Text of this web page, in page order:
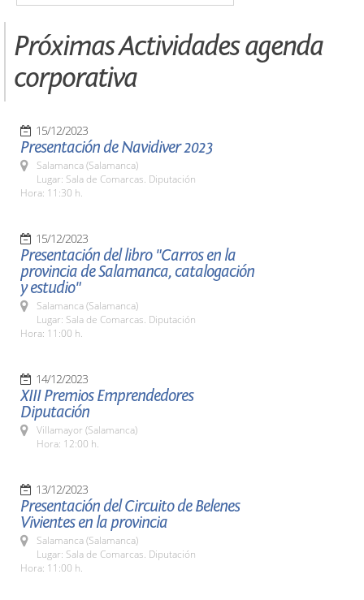
Próximas Actividades agenda
corporativa
15/12/2023
Presentación de Navidiver 2023
Salamanca (Salamanca)
Lugar: Sala de Comarcas. Diputación
Hora: 11:30 h.
15/12/2023
Presentación del libro "Carros en la
provincia de Salamanca, catalogación
y estudio"
Salamanca (Salamanca)
Lugar: Sala de Comarcas. Diputación
Hora: 11:00 h.
14/12/2023
XIII Premios Emprendedores
Diputación
Villamayor (Salamanca)
Hora: 12:00 h.
13/12/2023
Presentación del Circuito de Belenes
Vivientes en la provincia
Salamanca (Salamanca)
Lugar: Sala de Comarcas. Diputación
Hora: 11:00 h.